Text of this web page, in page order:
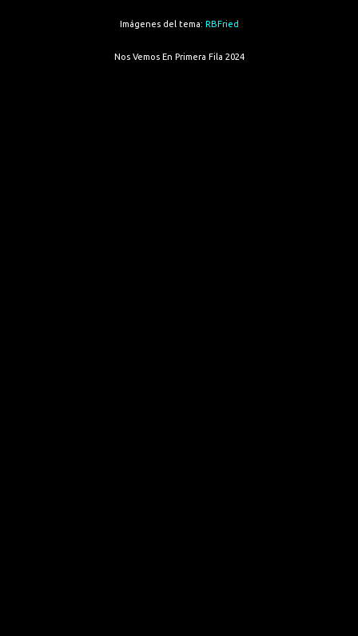
Imágenes del tema: RBFried
Nos Vemos En Primera Fila 2024